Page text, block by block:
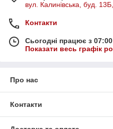
вул. Калинівська, буд.
Контакти
Сьогодні працює з
Показати весь графік
Про нас
Контакти